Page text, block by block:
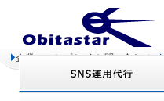
企業コンセプト お問い合わせ